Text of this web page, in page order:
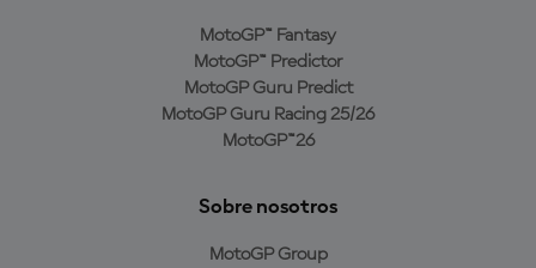
MotoGP™ Fantasy
MotoGP™ Predictor
MotoGP Guru Predict
MotoGP Guru Racing 25/26
MotoGP™26
Sobre nosotros
MotoGP Group